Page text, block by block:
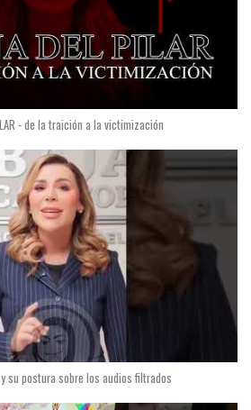
- de la traición a la victimización
su postura sobre los audios filtrados